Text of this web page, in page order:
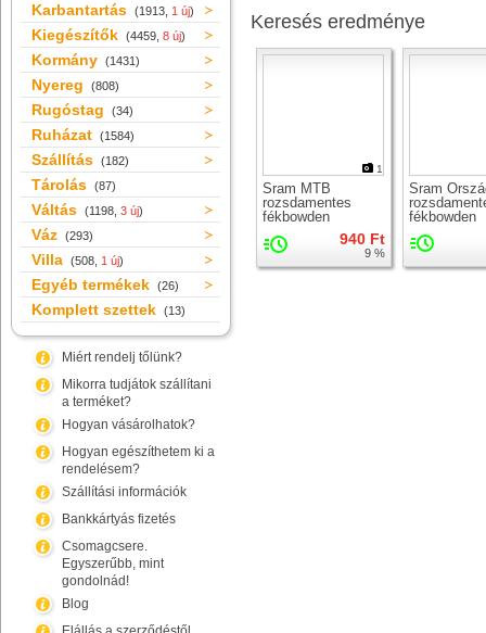
Karbantartás (1913, 1 új)
Kiegészítők (4459, 8 új)
Kormány (1431)
Nyereg (808)
Rugóstag (34)
Ruházat (1584)
Szállítás (182)
Tárolás (87)
Váltás (1198, 3 új)
Váz (293)
Villa (508, 1 új)
Egyéb termékek (26)
Komplett szettek (13)
Miért rendelj tőlünk?
Mikorra tudjátok szállítani
a terméket?
Hogyan vásárolhatok?
Hogyan egészíthetem ki a
rendelésem?
Szállítási információk
Bankkártyás fizetés
Csomagcsere.
Egyszerűbb, mint
gondolnád!
Blog
Keresés eredménye
1
Sram MTB
rozsdamentes
fékbowden
940 Ft
9 %
Sram
fékbowden